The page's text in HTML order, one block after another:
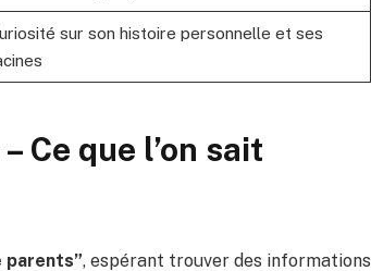
sur son histoire personnelle et ses
Ce que l’on sait
parents”, espérant trouver des informations